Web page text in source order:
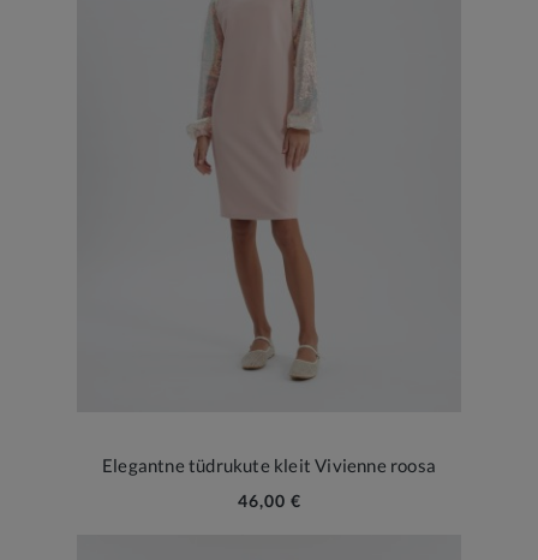
Elegantne tüdrukute kleit Vivienne roosa
46,00 €